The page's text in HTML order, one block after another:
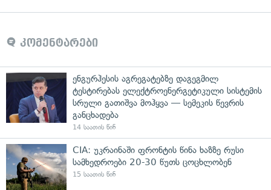
კომენტარები
ენგურჰესის აგრეგატებზე დაგეგმილ
ტესტირებას ელექტროენერგეტიკული სისტემის
სრული გათიშვა მოჰყვა — სემეკის წევრის
განცხადება
14 საათის წინ
CIA: უკრაინაში ფრონტის წინა ხაზზე რუსი
სამხედროები 20-30 წუთს ცოცხლობენ
15 საათის წინ